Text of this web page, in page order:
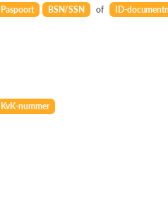
Paspoort BSN/SSN of ID-
KvK-nummer